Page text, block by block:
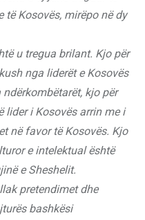
të Kosovës, mirëpo në dy
u tregua brilant. Kjo për
nga liderët e Kosovës
kjo për
lider i Kosovës arrin me i
në favor të Kosovës. Kjo
e intelektual është
e Sheshelit.
pretendimet dhe
bashkësi